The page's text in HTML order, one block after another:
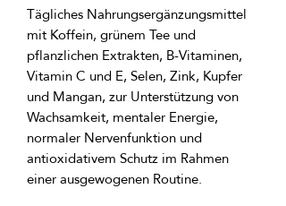
Tägliches Nahrungsergänzungsmittel
mit Koffein, grünem Tee und
pflanzlichen Extrakten, B-Vitaminen,
Vitamin C und E, Selen, Zink, Kupfer
und Mangan, zur Unterstützung von
Wachsamkeit, mentaler Energie,
normaler Nervenfunktion und
antioxidativem Schutz im Rahmen